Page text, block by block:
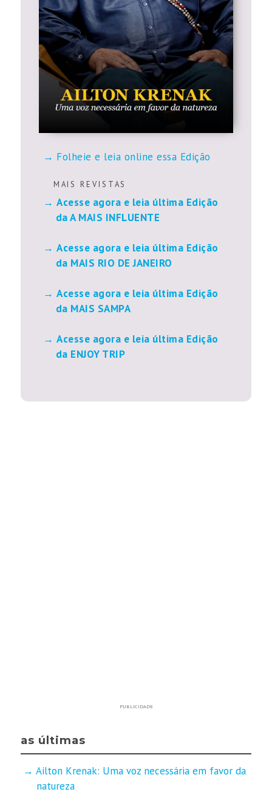
Folheie e leia online essa Edição
M A I S R E V I S T A S
Acesse agora e leia última Edição
da A MAIS INFLUENTE
Acesse agora e leia última Edição
da MAIS RIO DE JANEIRO
Acesse agora e leia última Edição
da MAIS SAMPA
Acesse agora e leia última Edição
da ENJOY TRIP
PUBLICIDADE
as últimas
Ailton Krenak: Uma voz necessária em favor da
natureza